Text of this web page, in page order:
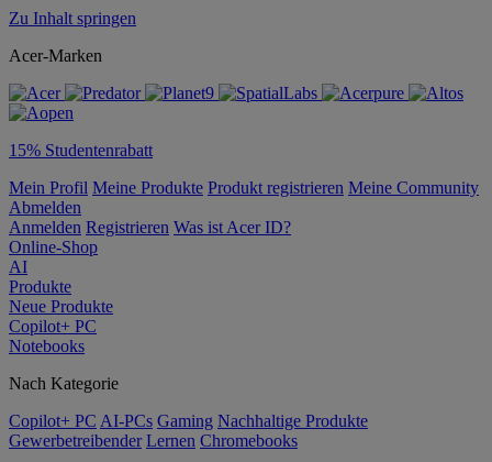
Zu Inhalt springen
Acer-Marken
15% Studentenrabatt
Mein Profil Meine Produkte Produkt registrieren Meine Community
Abmelden
Anmelden Registrieren Was ist Acer ID?
Online-Shop
AI
Produkte
Neue Produkte
Copilot+ PC
Notebooks
Nach Kategorie
Copilot+ PC AI-PCs Gaming Nachhaltige Produkte
Gewerbetreibender Lernen Chromebooks